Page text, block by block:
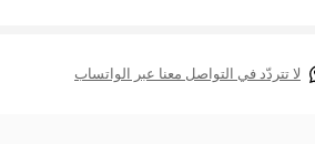
لا تتردّد في التواصل معنا عبر الواتساب